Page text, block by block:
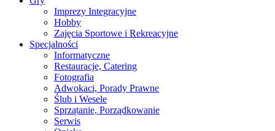
Imprezy Integracyjne
Hobby
Zajęcia Sportowe i Rekreacyjne
Specjalności
Informatyczne
Restauracje, Catering
Fotografia
Adwokaci, Porady Prawne
Ślub i Wesele
Sprzątanie, Porządkowanie
Serwis